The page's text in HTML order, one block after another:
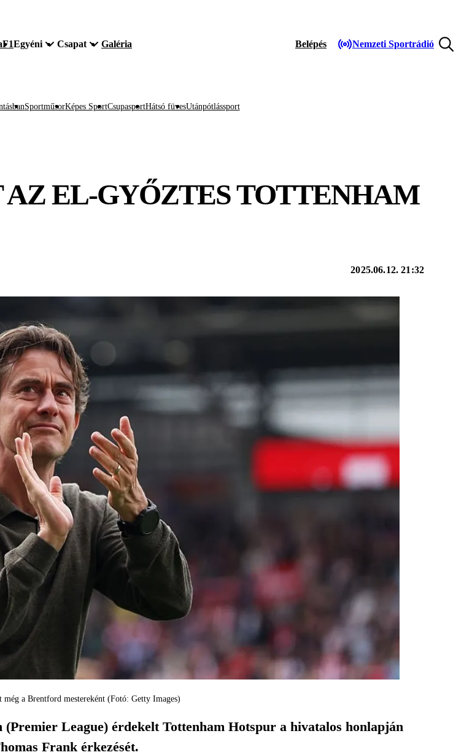
F1Egyéni Csapat Galéria Belépés Nemzeti Sportrádió
SportműsorKépes SportCsupasportHátsó füvesUtánpótlássport
EL-GYŐZTES TOTTENHAM
2025.06.12. 21:32
még a Brentford mestereként (Fotó: Getty Images)
(Premier League) érdekelt Tottenham Hotspur a hivatalos honlapján
Frank érkezését.